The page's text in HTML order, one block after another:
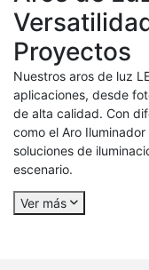
Proyectos
Nuestros aros de luz
aplicaciones, desde
de alta calidad. Con
como el Aro
soluciones de
escenario.
Ver más